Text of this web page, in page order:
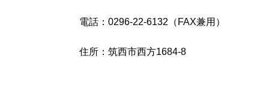
電話：0296-22-6132（FAX兼用）
住所：筑西市西方1684-8